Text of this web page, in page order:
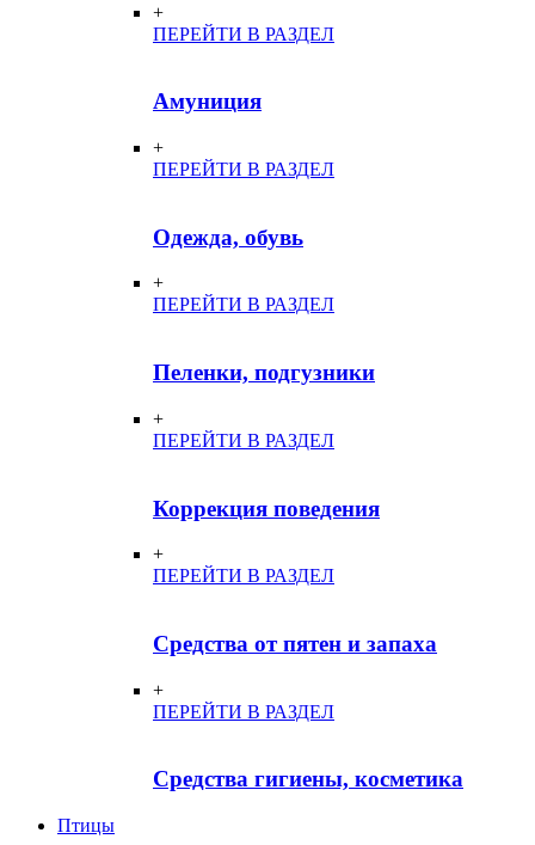
+
ПЕРЕЙТИ В РАЗДЕЛ
Амуниция
+
ПЕРЕЙТИ В РАЗДЕЛ
Одежда, обувь
+
ПЕРЕЙТИ В РАЗДЕЛ
Пеленки, подгузники
+
ПЕРЕЙТИ В РАЗДЕЛ
Коррекция поведения
+
ПЕРЕЙТИ В РАЗДЕЛ
Средства от пятен и запаха
+
ПЕРЕЙТИ В РАЗДЕЛ
Средства гигиены, косметика
Птицы